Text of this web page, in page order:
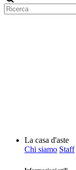
La casa d'aste
Chi siamo Staff